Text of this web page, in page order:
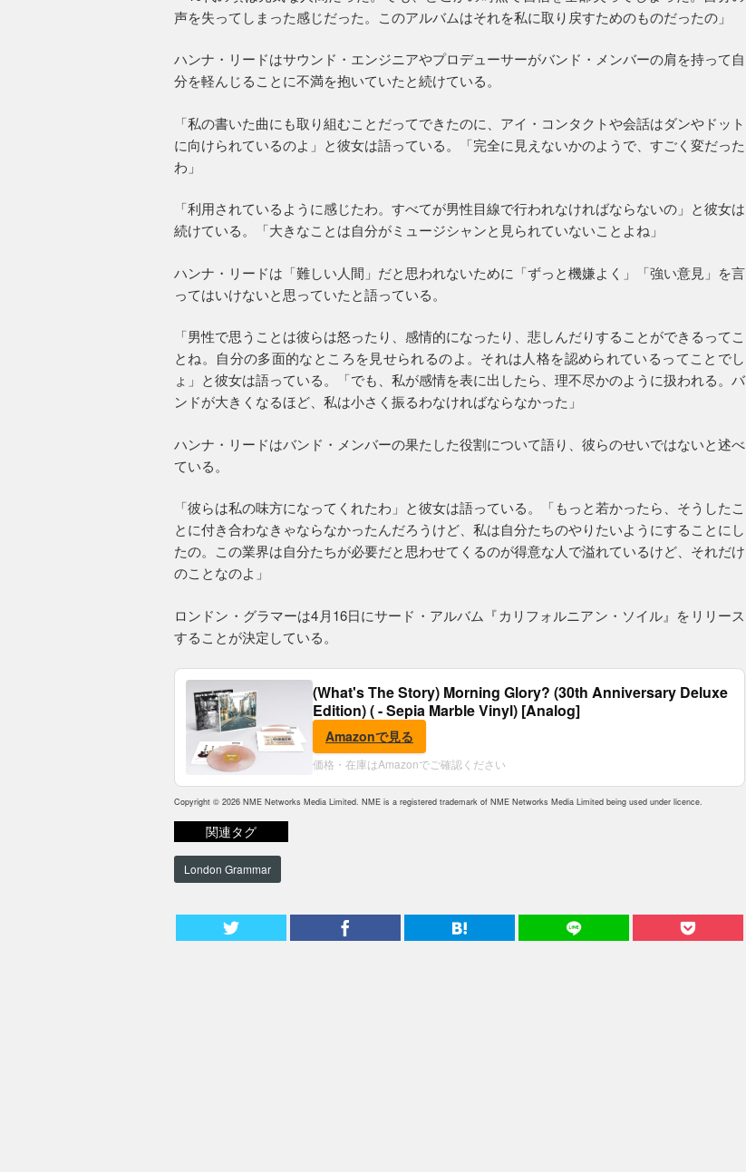
声を失ってしまった感じだった。このアルバムはそれを私に取り戻すためのものだったの」
ハンナ・リードはサウンド・エンジニアやプロデューサーがバンド・メンバーの肩を持って自
分を軽んじることに不満を抱いていたと続けている。
「私の書いた曲にも取り組むことだってできたのに、アイ・コンタクトや会話はダンやドット
に向けられているのよ」と彼女は語っている。「完全に見えないかのようで、すごく変だった
わ」
「利用されているように感じたわ。すべてが男性目線で行われなければならないの」と彼女は
続けている。「大きなことは自分がミュージシャンと見られていないことよね」
ハンナ・リードは「難しい人間」だと思われないために「ずっと機嫌よく」「強い意見」を言
ってはいけないと思っていたと語っている。
「男性で思うことは彼らは怒ったり、感情的になったり、悲しんだりすることができるってこ
とね。自分の多面的なところを見せられるのよ。それは人格を認められているってことでし
ょ」と彼女は語っている。「でも、私が感情を表に出したら、理不尽かのように扱われる。バ
ンドが大きくなるほど、私は小さく振るわなければならなかった」
ハンナ・リードはバンド・メンバーの果たした役割について語り、彼らのせいではないと述べ
ている。
「彼らは私の味方になってくれたわ」と彼女は語っている。「もっと若かったら、そうしたこ
とに付き合わなきゃならなかったんだろうけど、私は自分たちのやりたいようにすることにし
たの。この業界は自分たちが必要だと思わせてくるのが得意な人で溢れているけど、それだけ
のことなのよ」
ロンドン・グラマーは4月16日にサード・アルバム『カリフォルニアン・ソイル』をリリース
することが決定している。
(What's The Story) Morning Glory? (30th Anniversary Deluxe
Edition) ( - Sepia Marble Vinyl) [Analog]
Amazonで見る
価格・在庫はAmazonでご確認ください
Copyright © 2026 NME Networks Media Limited. NME is a registered trademark of NME Networks Media Limited being used under licence.
関連タグ
London Grammar